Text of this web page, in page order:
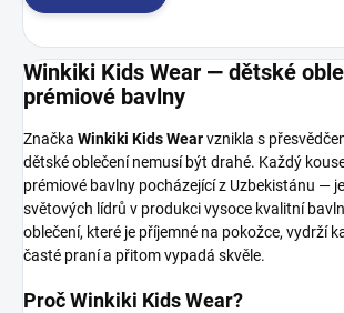
Winkiki Kids Wear — dětské
prémiové bavlny
Značka Winkiki Kids Wearvznikla s
dětské oblečení nemusí být drahé. Každý
prémiové bavlny pocházející z Uzbekistánu —
světových lídrů v produkci vysoce kvalitní
oblečení, které je příjemné na pokožce, vydrží
časté praní a přitom vypadá skvěle.
Proč Winkiki Kids Wear?